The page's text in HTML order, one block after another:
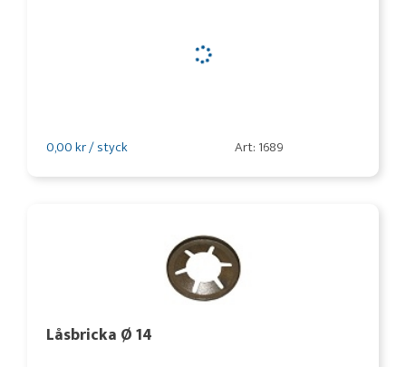
0,00 kr / styck Art: 1689
Låsbricka Ø 14